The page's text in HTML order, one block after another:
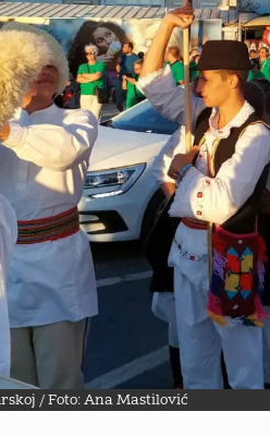
/ Foto: Ana Mastilović